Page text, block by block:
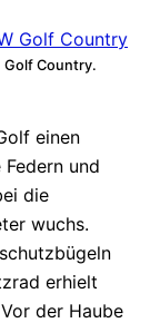
Golf Country.
einen
und
die
wuchs.
erhielt
der Haube